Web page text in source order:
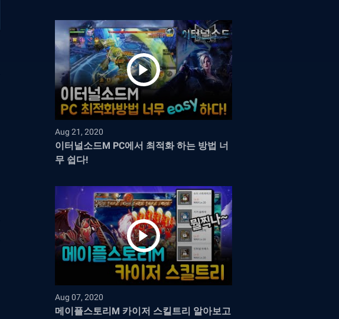
Aug 21, 2020
이터널소드M PC에서 최적화 하는 방법 너
무 쉽다!
Aug 07, 2020
메이플스토리M 카이저 스킬트리 알아보고